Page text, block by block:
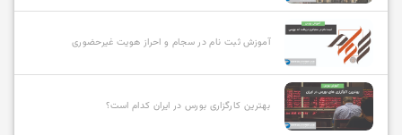
آموزش ثبت نام در سجام و احراز هویت غیرحضوری
بهترین کارگزاری بورس در ایران کدام است؟